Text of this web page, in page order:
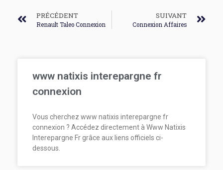
PRÉCÉDENT
Renault Taleo Connexion
SUIVANT
Connexion Affaires
www natixis interepargne fr
connexion
Vous cherchez www natixis interepargne fr
connexion ? Accédez directement à Www Natixis
Interepargne Fr grâce aux liens officiels ci-
dessous.